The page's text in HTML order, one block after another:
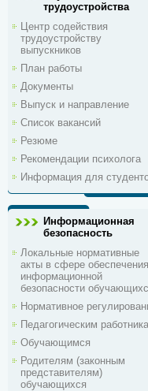
трудоустройства
Центр содействия
трудоустройству
выпускников
План работы
Документы
Выпуск и направление
Список вакансий
Резюме
Рекомендации психолога
Информация для
Информационная
безопасность
Локальные нормативные
акты в сфере обеспечения
информационной
безопасности
Нормативное
Педагогическим
Обучающимся
Родителям (законным
представителям)
обучающихся